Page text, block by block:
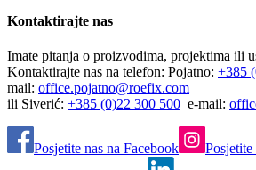
Kontaktirajte nas
Imate pitanja o proizvodima, projektima ili
Kontaktirajte nas na telefon: Pojatno: +385
mail: office.pojatno@roefix.com
ili Siverić: +385 (0)22 300 500 e-mail:
Posjetite nas na Facebook
Posjetite